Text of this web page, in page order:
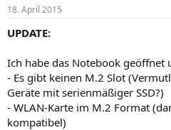
18. April 2015
UPDATE:
Ich habe das Notebook geöffnet
- Es gibt keinen M.2 Slot
Geräte mit serienmäßiger SSD?)
- WLAN-Karte im M.2 Format
kompatibel)